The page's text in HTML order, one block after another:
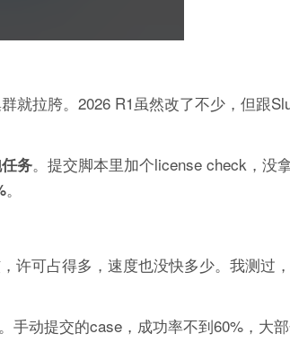
就拉胯。2026 R1虽然改了不少，但跟
务。提交脚本里加个license check，没
。
许可占得多，速度也没快多少。我测过
手动提交的case，成功率不到60%，大